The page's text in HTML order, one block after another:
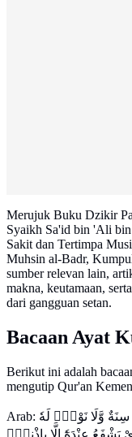
Merujuk Buku Dzikir
Syaikh Sa'id bin 'Ali
Sakit dan Tertimpa
Muhsin al-Badr,
sumber relevan lain,
makna, keutamaan,
dari gangguan setan.
Bacaan Ayat
Berikut ini adalah
mengutip Qur'an
Arab: اَللّٰهُ لَآ اِلٰهَ اِلَّا هُوَۚ اَلْحَيُّ الْقَيُّوْمُ ەۚ لَا تَأْخُذُهٗ سِنَةٌ وَّلَا نَوْمٌۗ لَهٗ